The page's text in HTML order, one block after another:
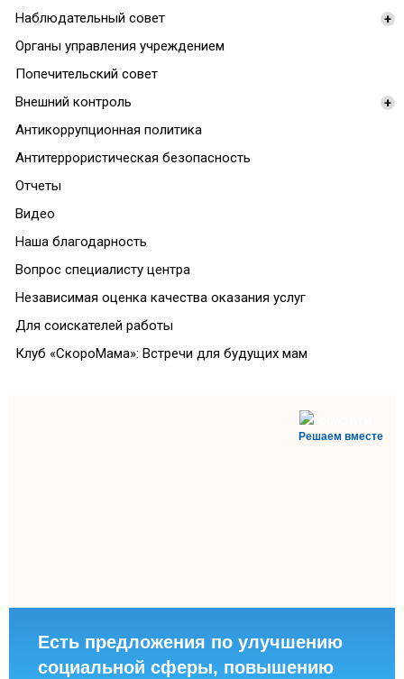
Наблюдательный совет
+
Органы управления учреждением
Попечительский совет
Внешний контроль
+
Антикоррупционная политика
Антитеррористическая безопасность
Отчеты
Видео
Наша благодарность
Вопрос специалисту центра
Независимая оценка качества оказания услуг
Для соискателей работы
Клуб «СкороМама»: Встречи для будущих мам
Решаем вместе
Есть предложения по улучшению
социальной сферы, повышению